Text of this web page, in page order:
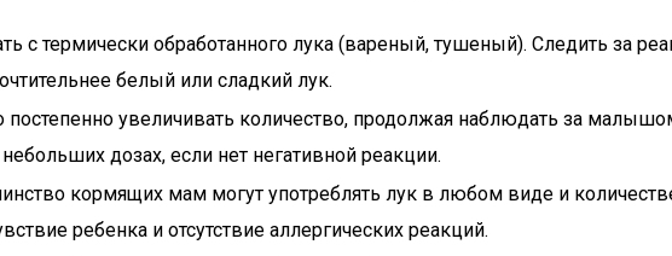
с термически обработанного лука (вареный, тушеный). Следить за
белый или сладкий лук.
увеличивать количество, продолжая наблюдать за
дозах, если нет негативной реакции.
кормящих мам могут употреблять лук в любом виде и
ребенка и отсутствие аллергических реакций.